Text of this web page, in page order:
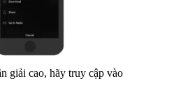
giải cao, hãy truy cập vào